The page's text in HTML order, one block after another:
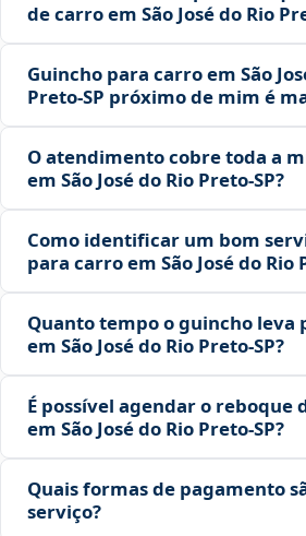
de carro em São José do Rio
Guincho para carro em São
Preto‑SP próximo de mim é
O atendimento cobre toda a
em São José do Rio Preto‑SP?
Como identificar um bom
para carro em São José do Rio
Quanto tempo o guincho leva
em São José do Rio Preto‑SP?
É possível agendar o reboque
em São José do Rio Preto‑SP?
Quais formas de pagamento
serviço?